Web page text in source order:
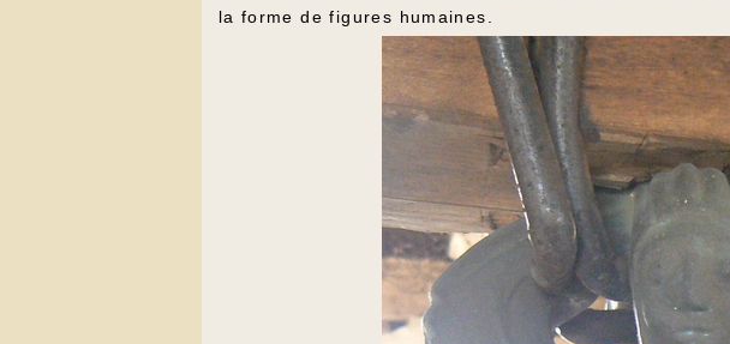
la forme de figures humaines.